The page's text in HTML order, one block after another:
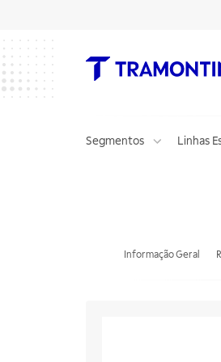
Segmentos Linhas
Informação Geral